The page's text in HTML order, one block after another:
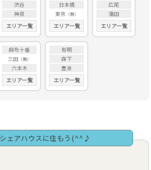
渋谷
神泉
エリア一覧
日本橋
東京
エリア一覧
広尾
蒲田
エリア一覧
麻布十番
三田
六本木
エリア一覧
有明
森下
豊洲
エリア一覧
シェアハウスに住もう(^^♪